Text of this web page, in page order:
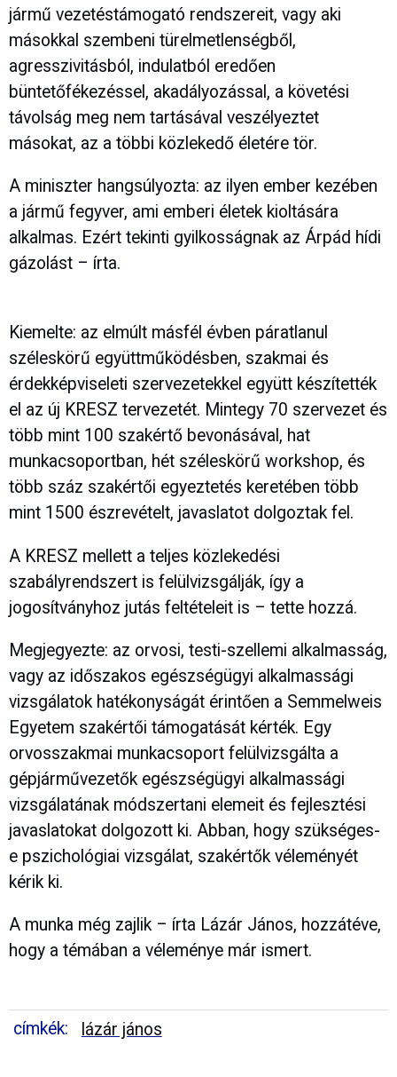
jármű vezetéstámogató rendszereit, vagy aki
másokkal szembeni türelmetlenségből,
agresszivitásból, indulatból eredően
büntetőfékezéssel, akadályozással, a követési
távolság meg nem tartásával veszélyeztet
másokat, az a többi közlekedő életére tör.
A miniszter hangsúlyozta: az ilyen ember kezében
a jármű fegyver, ami emberi életek kioltására
alkalmas. Ezért tekinti gyilkosságnak az Árpád hídi
gázolást – írta.
Kiemelte: az elmúlt másfél évben páratlanul
széleskörű együttműködésben, szakmai és
érdekképviseleti szervezetekkel együtt készítették
el az új KRESZ tervezetét. Mintegy 70 szervezet és
több mint 100 szakértő bevonásával, hat
munkacsoportban, hét széleskörű workshop, és
több száz szakértői egyeztetés keretében több
mint 1500 észrevételt, javaslatot dolgoztak fel.
A KRESZ mellett a teljes közlekedési
szabályrendszert is felülvizsgálják, így a
jogosítványhoz jutás feltételeit is – tette hozzá.
Megjegyezte: az orvosi, testi-szellemi alkalmasság,
vagy az időszakos egészségügyi alkalmassági
vizsgálatok hatékonyságát érintően a Semmelweis
Egyetem szakértői támogatását kérték. Egy
orvosszakmai munkacsoport felülvizsgálta a
gépjárművezetők egészségügyi alkalmassági
vizsgálatának módszertani elemeit és fejlesztési
javaslatokat dolgozott ki. Abban, hogy szükséges-
e pszichológiai vizsgálat, szakértők véleményét
kérik ki.
A munka még zajlik – írta Lázár János, hozzátéve,
hogy a témában a véleménye már ismert.
címkék: lázár jános